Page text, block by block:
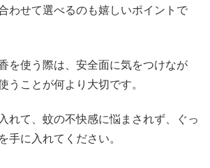
わせて選べるのも嬉しいポイントで
を使う際は、安全面に気をつけなが
うことが何より大切です。
れて、蚊の不快感に悩まされず、ぐっ
手に入れてください。